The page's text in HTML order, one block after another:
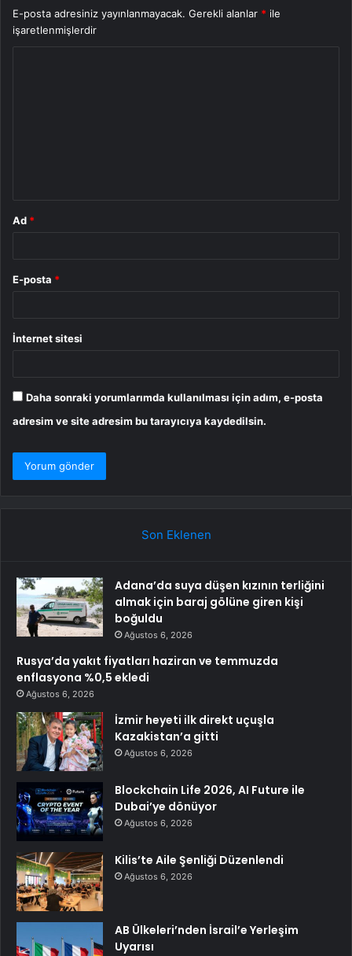
E-posta adresiniz yayınlanmayacak. Gerekli alanlar * ile
işaretlenmişlerdir
Ad *
E-posta *
İnternet sitesi
Daha sonraki yorumlarımda kullanılması için adım, e-posta
adresim ve site adresim bu tarayıcıya kaydedilsin.
Son Eklenen
Adana’da suya düşen kızının terliğini
almak için baraj gölüne giren kişi
boğuldu
Ağustos 6, 2026
Rusya’da yakıt fiyatları haziran ve temmuzda
enflasyona %0,5 ekledi
Ağustos 6, 2026
İzmir heyeti ilk direkt uçuşla
Kazakistan’a gitti
Ağustos 6, 2026
Blockchain Life 2026, AI Future ile
Dubai’ye dönüyor
Ağustos 6, 2026
Kilis’te Aile Şenliği Düzenlendi
Ağustos 6, 2026
AB Ülkeleri’nden İsrail’e Yerleşim
Uyarısı